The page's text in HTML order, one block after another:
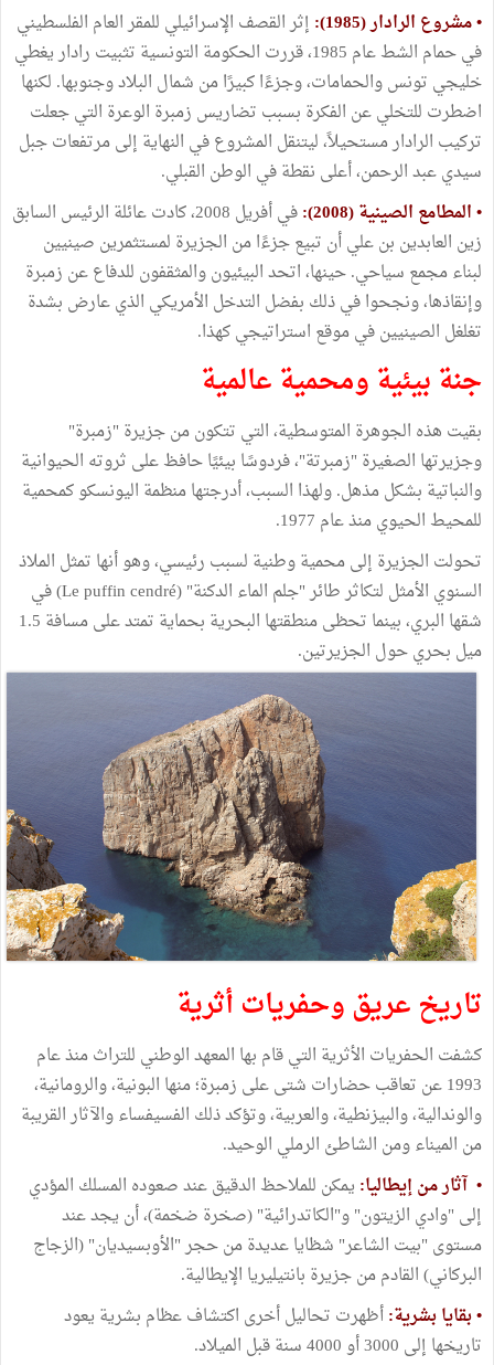
• مشروع الرادار (1985):
إثر القصف الإسرائيلي للمقر العام الفلسطيني
في حمام الشط عام 1985، قررت الحكومة التونسية تثبيت رادار يغطي
خليجي تونس والحمامات، وجزءًا كبيرًا من شمال البلاد وجنوبها. لكنها
اضطرت للتخلي عن الفكرة بسبب تضاريس زمبرة الوعرة التي جعلت
تركيب الرادار مستحيلاً، ليتنقل المشروع في النهاية إلى مرتفعات جبل
سيدي عبد الرحمن، أعلى نقطة في الوطن القبلي.
• المطامع الصينية (2008):
في أفريل 2008، كادت عائلة الرئيس السابق
زين العابدين بن علي أن تبيع جزءًا من الجزيرة لمستثمرين صينيين
لبناء مجمع سياحي. حينها، اتحد البيئيون والمثقفون للدفاع عن زمبرة
وإنقاذها، ونجحوا في ذلك بفضل التدخل الأمريكي الذي عارض بشدة
تغلغل الصينيين في موقع استراتيجي كهذا.
جنة بيئية ومحمية عالمية
بقيت هذه الجوهرة المتوسطية، التي تتكون من جزيرة "زمبرة"
وجزيرتها الصغيرة "زمبرتة"، فردوسًا بيئيًا حافظ على ثروته الحيوانية
والنباتية بشكل مذهل. ولهذا السبب، أدرجتها منظمة اليونسكو كمحمية
للمحيط الحيوي منذ عام 1977.
تحولت الجزيرة إلى محمية وطنية لسبب رئيسي، وهو أنها تمثل الملاذ
السنوي الأمثل لتكاثر طائر "جلم الماء الدكنة" (Le puffin cendré) في
شقها البري، بينما تحظى منطقتها البحرية بحماية تمتد على مسافة 1.5
ميل بحري حول الجزيرتين.
تاريخ عريق وحفريات أثرية
كشفت الحفريات الأثرية التي قام بها المعهد الوطني للتراث منذ عام
1993 عن تعاقب حضارات شتى على زمبرة؛ منها البونية، والرومانية،
والوندالية، والبيزنطية، والعربية، وتؤكد ذلك الفسيفساء والآثار القريبة
من الميناء ومن الشاطئ الرملي الوحيد.
• آثار من إيطاليا: يمكن للملاحظ الدقيق عند صعوده المسلك المؤدي
إلى "وادي الزيتون" و"الكاتدرائية" (صخرة ضخمة)، أن يجد عند
مستوى "بيت الشاعر" شظايا عديدة من حجر "الأوبسيديان" (الزجاج
البركاني) القادم من جزيرة بانتيليريا الإيطالية.
• بقايا بشرية:أظهرت تحاليل أخرى اكتشاف عظام بشرية يعود
تاريخها إلى 3000 أو 4000 سنة قبل الميلاد.